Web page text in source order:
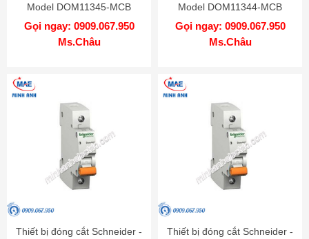
Model DOM11345-MCB
Gọi ngay: 0909.067.950
Ms.Châu
Model DOM11344-MCB
Gọi ngay: 0909.067.950
Ms.Châu
Thiết bị đóng cắt Schneider -
Thiết bị đóng cắt Schneider -